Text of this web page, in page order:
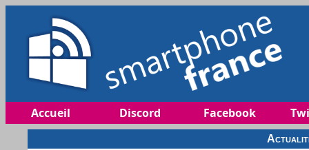
Accueil Discord Facebook